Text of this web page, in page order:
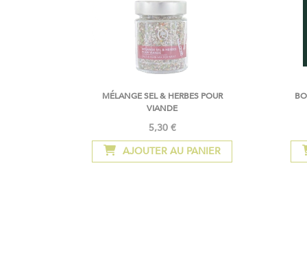
MÉLANGE SEL & HERBES POUR
VIANDE
5,30 €
AJOUTER AU PANIER